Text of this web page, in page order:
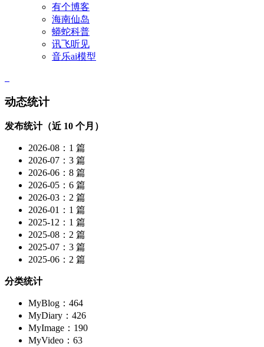
有个博客
海南仙岛
蟒蛇科普
讯飞听见
音乐ai模型
动态统计
发布统计（近 10 个月）
2026-08：1 篇
2026-07：3 篇
2026-06：8 篇
2026-05：6 篇
2026-03：2 篇
2026-01：1 篇
2025-12：1 篇
2025-08：2 篇
2025-07：3 篇
2025-06：2 篇
分类统计
MyBlog：464
MyDiary：426
MyImage：190
MyVideo：63